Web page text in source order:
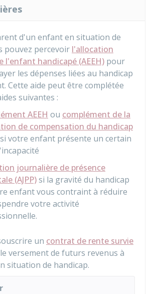
d'un enfant en situation de
pouvez percevoir l'allocation
l'enfant handicapé (AEEH) pour
les dépenses liées au handicap
Cette aide peut être complétée
suivantes :
AEEH ou complément de la
de compensation du handicap
si votre enfant présente un certain
journalière de présence
(AJPP)si la gravité du handicap
enfant vous contraint à réduire
votre activité
un contrat de rente survie
versement de futurs revenus à
situation de handicap.